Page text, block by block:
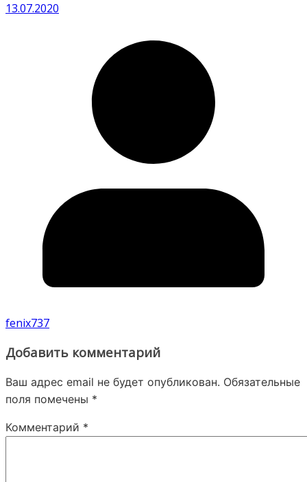
13.07.2020
fenix737
Добавить комментарий
Ваш адрес email не будет опубликован. Обязательные
поля помечены *
Комментарий *